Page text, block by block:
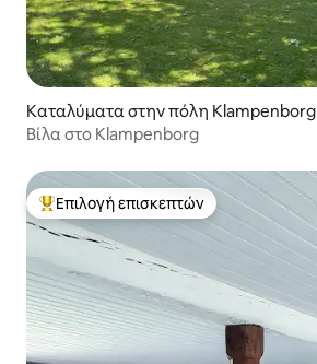
Καταλύματα στην πόλη Klampenborg
Βίλα στο Klampenborg
Κορυφαία επιλογή επισκεπτών
Επιλογή επισκεπτών